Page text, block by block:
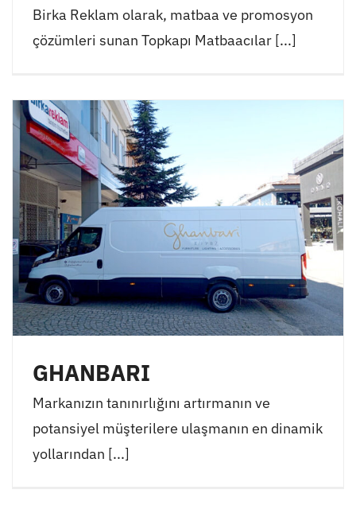
Birka Reklam olarak, matbaa ve promosyon
çözümleri sunan Topkapı Matbaacılar [...]
GHANBARI
Markanızın tanınırlığını artırmanın ve
potansiyel müşterilere ulaşmanın en dinamik
yollarından [...]